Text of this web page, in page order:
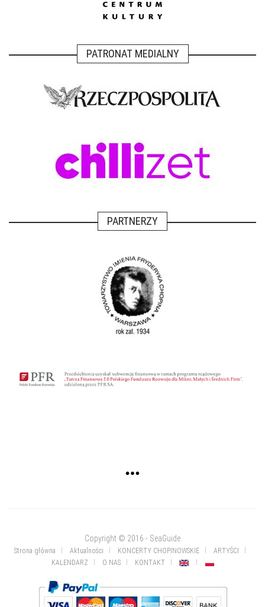
PATRONAT MEDIALNY
PARTNERZY
Copyright © 2016 - SeaGuide
Strona główna Aktualności KONCERTY CHOPINOWSKIE
ARTYŚCI
KALENDARZ
O NAS KONTAKT